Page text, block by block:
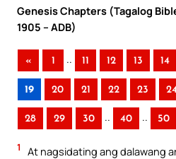
Genesis Chapters (Tagalog
1905 – ADB)
« 1 .. 11 12 13 14
19 20 21 22 23
28 29 30 .. 40 .. 50
1
At nagsidating ang dalawang